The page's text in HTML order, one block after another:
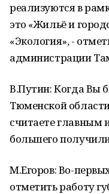
реализуются в
это «Жильё и
«Экология», -
администрации
В.Путин: Когда Вы
Тюменской
считаете главным
большего
М.Егоров: Во-
отметить работу